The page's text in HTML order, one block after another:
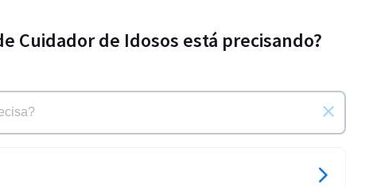
Cuidador de Idosos está precisando?